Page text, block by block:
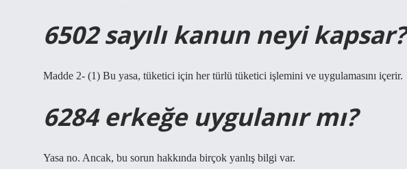
6502 sayılı kanun neyi kapsar?
Madde 2- (1) Bu yasa, tüketici için her türlü tüketici işlemini ve uygulamasını içerir.
6284 erkeğe uygulanır mı?
Yasa no. Ancak, bu sorun hakkında birçok yanlış bilgi var.